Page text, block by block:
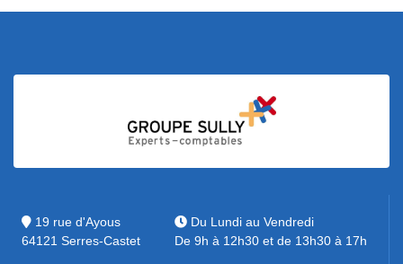
19 rue d'Ayous
64121 Serres-Castet
Du Lundi au Vendredi
De 9h à 12h30 et de 13h30 à 17h